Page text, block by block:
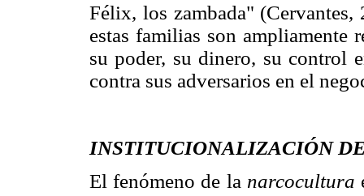
Félix, los zambada"
estas familias son ampliamente
su poder, su dinero, su control
contra sus adversarios en el
INSTITUCIONALIZACIÓN
El fenómeno de la narcocultura